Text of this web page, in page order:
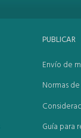
PUBLICAR
Envío de
Normas
Guía para